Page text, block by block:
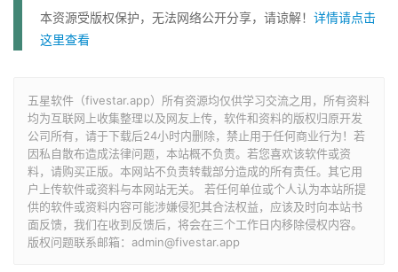
本资源受版权保护，无法网络公开分享，请谅解！ 详情请点击
这里查看
五星软件（fivestar.app）所有资源均仅供学习交流之用，所有资料
均为互联网上收集整理以及网友上传，软件和资料的版权归原开发
公司所有，请于下载后24小时内删除，禁止用于任何商业行为！若
因私自散布造成法律问题，本站概不负责。若您喜欢该软件或资
料，请购买正版。本网站不负责转载部分造成的所有责任。其它用
户上传软件或资料与本网站无关。 若任何单位或个人认为本站所提
供的软件或资料内容可能涉嫌侵犯其合法权益，应该及时向本站书
面反馈，我们在收到反馈后，将会在三个工作日内移除侵权内容。
版权问题联系邮箱：admin@fivestar.app